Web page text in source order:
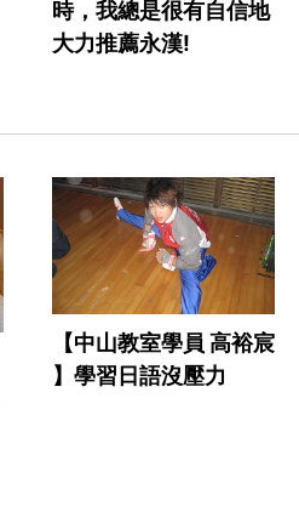
時，我總是很有自信地
大力推薦永漢!
【中山教室學員 高裕宸
】學習日語沒壓力